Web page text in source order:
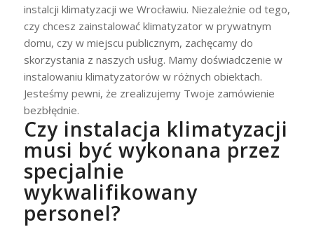
instalcji klimatyzacji we Wrocławiu. Niezależnie od tego,
czy chcesz zainstalować klimatyzator w prywatnym
domu, czy w miejscu publicznym, zachęcamy do
skorzystania z naszych usług. Mamy doświadczenie w
instalowaniu klimatyzatorów w różnych obiektach.
Jesteśmy pewni, że zrealizujemy Twoje zamówienie
bezbłędnie.
Czy instalacja klimatyzacji
musi być wykonana przez
specjalnie
wykwalifikowany
personel?